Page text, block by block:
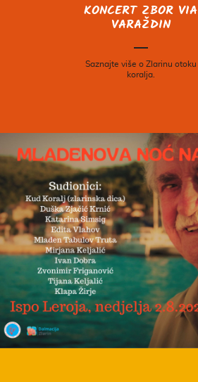
KONCERT ZBOR VIA
VARAŽDIN
Saznajte više o Zlarinu otoku
koralja.